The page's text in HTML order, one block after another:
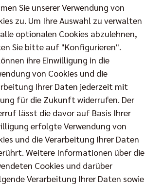
Foto: Andreas Arndt
Sie unserer Verwendung von
zu. Um Ihre Auswahl zu verwalten
optionalen Cookies abzulehnen,
Sie bitte auf "Konfigurieren".
ihre Einwilligung in die
von Cookies und die
Ihrer Daten jederzeit mit
für die Zukunft widerrufen. Der
lässt die davor auf Basis Ihrer
erfolgte Verwendung von
und die Verarbeitung Ihrer Daten
Weitere Informationen über die
Cookies und darüber
Verarbeitung Ihrer Daten sowie